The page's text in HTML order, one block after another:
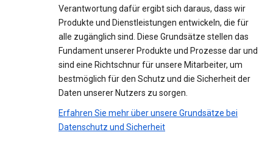
Verantwortung dafür ergibt sich daraus, dass wir
Produkte und Dienstleistungen entwickeln, die für
alle zugänglich sind. Diese Grundsätze stellen das
Fundament unserer Produkte und Prozesse dar und
sind eine Richtschnur für unsere Mitarbeiter, um
bestmöglich für den Schutz und die Sicherheit der
Daten unserer Nutzers zu sorgen.
Erfahren Sie mehr über unsere Grundsätze bei
Datenschutz und Sicherheit